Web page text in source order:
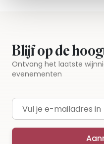
Blijf op de
Ontvang het laatste
evenementen
E-mailadres